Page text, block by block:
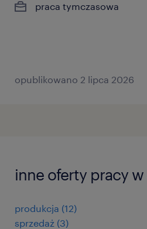
praca tymczasowa
opublikowano 2 lipca 2026
inne oferty pracy w
produkcja (12)
sprzedaż (3)